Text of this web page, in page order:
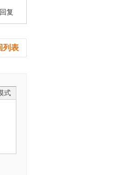
回复
列表
式